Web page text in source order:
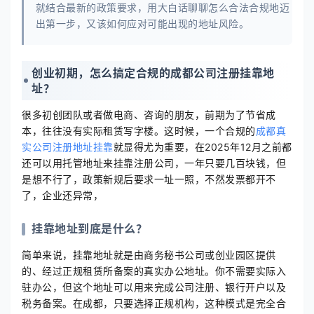
就结合最新的政策要求，用大白话聊聊怎么合法合规地迈
出第一步，又该如何应对可能出现的地址风险。
创业初期，怎么搞定合规的成都公司注册挂靠地
址？
很多初创团队或者做电商、咨询的朋友，前期为了节省成
本，往往没有实际租赁写字楼。这时候，一个合规的成都真
实公司注册地址挂靠就显得尤为重要，在2025年12月之前都
还可以用托管地址来挂靠注册公司，一年只要几百块钱，但
是想不行了，政策新规后要求一址一照，不然发票都开不
了，企业还异常，
挂靠地址到底是什么？
简单来说，挂靠地址就是由商务秘书公司或创业园区提供
的、经过正规租赁所备案的真实办公地址。你不需要实际入
驻办公，但这个地址可以用来完成公司注册、银行开户以及
税务备案。在成都，只要选择正规机构，这种模式是完全合